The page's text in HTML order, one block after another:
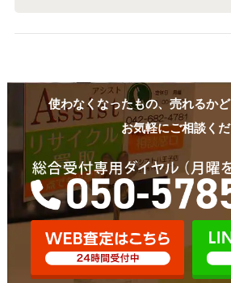
使わなくなったもの、売れるか
お気軽にご相談く